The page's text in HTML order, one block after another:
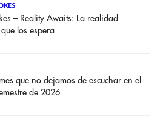
– Reality Awaits: La realidad
los espera
que no dejamos de escuchar en el
de 2026